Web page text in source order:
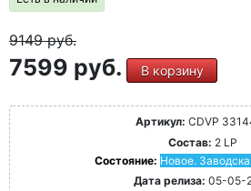
9149руб.
7599 руб. В корзину
Артикул: CDVP
Состав: 2 LP
Состояние: Новое.
Дата релиза: 05-05-